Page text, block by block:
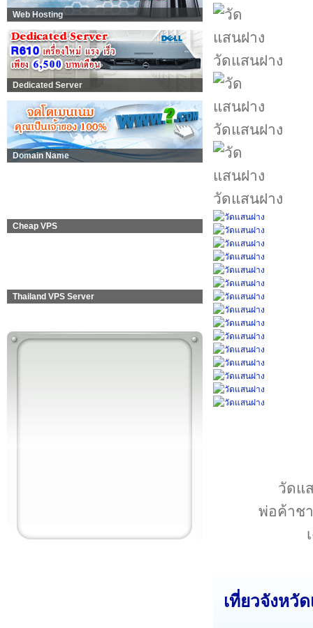
Web Hosting
Dedicated Server
Domain Name
Cheap VPS
Thailand VPS Server
วัดแสนฝาง
วัดแสนฝาง
วัดแสนฝาง
วัดแ
พ่อค้าช
เที่ยวจังหวั